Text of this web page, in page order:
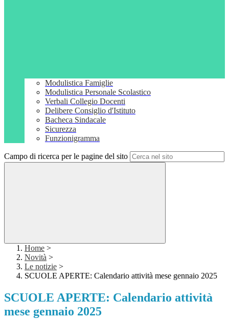
Modulistica Famiglie
Modulistica Personale Scolastico
Verbali Collegio Docenti
Delibere Consiglio d'Istituto
Bacheca Sindacale
Sicurezza
Funzionigramma
Campo di ricerca per le pagine del sito
Home >
Novità >
Le notizie >
SCUOLE APERTE: Calendario attività mese gennaio 2025
SCUOLE APERTE: Calendario attività
mese gennaio 2025